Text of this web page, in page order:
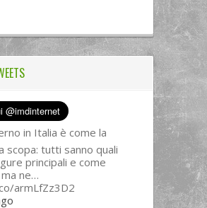
in Italia è come la
scopa: tutti sanno quali
principali e come
ne…
armLfZz3D2